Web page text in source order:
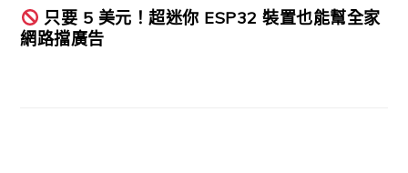
只要 5 美元！超迷你 ESP32 裝置也能幫全家
網路擋廣告